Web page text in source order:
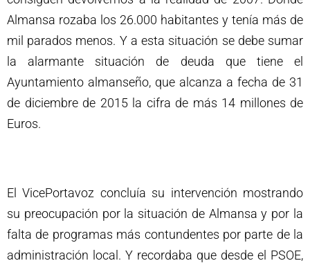
Almansa rozaba los 26.000 habitantes y tenía más de
mil parados menos. Y a esta situación se debe sumar
la alarmante situación de deuda que tiene el
Ayuntamiento almanseño, que alcanza a fecha de 31
de diciembre de 2015 la cifra de más 14 millones de
Euros.
El VicePortavoz concluía su intervención mostrando
su preocupación por la situación de Almansa y por la
falta de programas más contundentes por parte de la
administración local. Y recordaba que desde el PSOE,